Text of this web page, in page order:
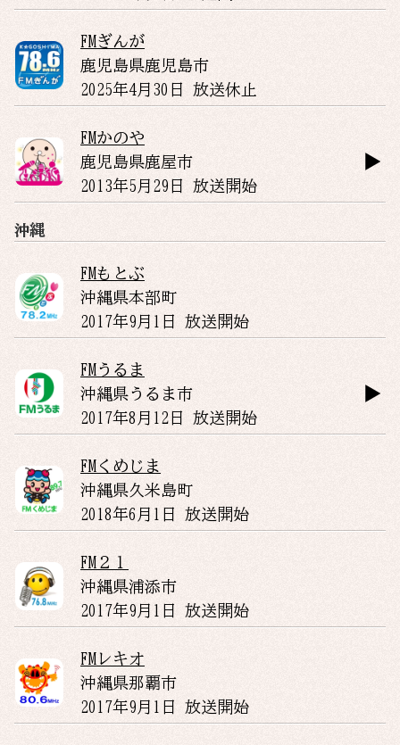
FMぎんが
鹿児島県鹿児島市
2025年4月30日 放送休止
FMかのや
鹿児島県鹿屋市
2013年5月29日 放送開始
沖縄
FMもとぶ
沖縄県本部町
2017年9月1日 放送開始
FMうるま
沖縄県うるま市
2017年8月12日 放送開始
FMくめじま
沖縄県久米島町
2018年6月1日 放送開始
FM２１
沖縄県浦添市
2017年9月1日 放送開始
FMレキオ
沖縄県那覇市
2017年9月1日 放送開始